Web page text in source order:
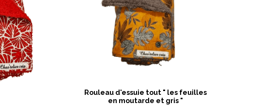
Rouleau d'essuie tout " les feuilles
en moutarde et gris "